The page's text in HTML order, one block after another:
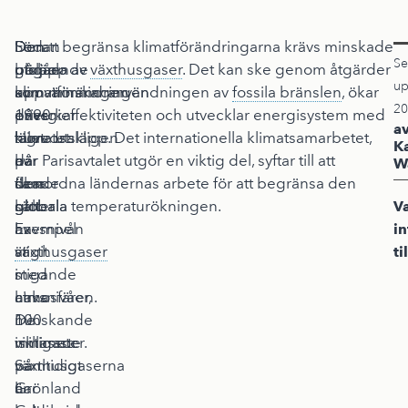
Sedan
början
av
1990
talet
har
den
globala
havsnivån
stigit
med
cirka
100
millimeter.
Samtidigt
har
Den
pågående
klimatförändringen
drivs
huvudsakligen
av
ökade
halter
av
växthusgaser
i
atmosfären.
De
viktigaste
växthusgaserna
är
Den
globala
uppvärmningen
påverkar
klimatet
på
flera
sätt.
Exempel
är
stigande
havsnivåer,
minskande
ismassor
på
Grönland
För att begränsa klimatförändringarna krävs minskade
utsläpp avväxthusgaser. Det kan ske genom åtgärder
som minskar användningen av fossila bränslen, ökar
energieffektiviteten och utvecklar energisystem med
lägre utsläpp. Det internationella klimatsamarbetet,
där Parisavtalet utgör en viktig del, syftar till att
samordna ländernas arbete för att begränsa den
globala temperaturökningen.